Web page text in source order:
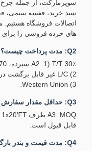
سوپرمارکت، از جمله
سبد خرید، قفسه سیمی،
اتصالات فروشگاه
های خرده فروشی را برای
Q2: مدت پرداخت چیست؟
A2: 1) T/T 30٪ سپرده، 70٪ موجودی در برابر کپی بارنامه.
2) L/C غیر قابل برگشت در دید.
3) Western Union.
Q3: حداقل مقدار سفارش (MOQ) چقدر است؟
قابل قبول است.
Q4: مدت قیمت و بندر بارگیری چیست؟